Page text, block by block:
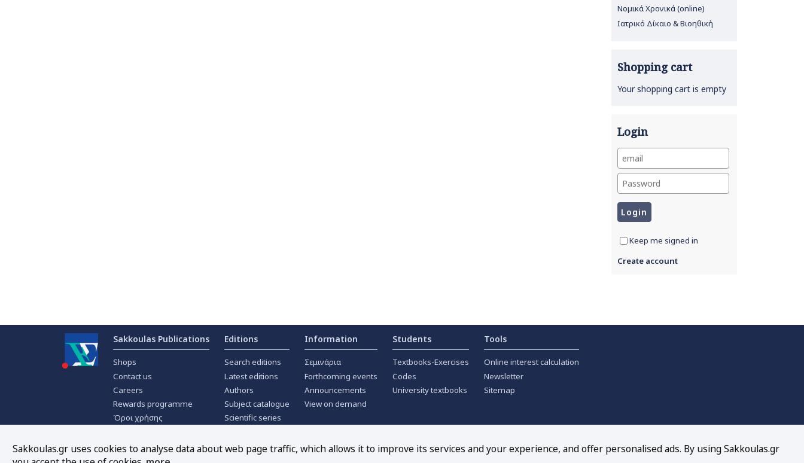
Νομικά Χρονικά (online)
Ιατρικό Δίκαιο & Βιοηθική
Shopping cart
Your shopping cart is empty
Login
Keep me signed in
Create account
Sakkoulas Publications
Shops
Contact us
Careers
Rewards programme
Όροι χρήσης
About Cookies
Editions
Search editions
Latest editions
Authors
Subject catalogue
Scientific series
Offers
Information
Σεμινάρια
Forthcoming events
Announcements
View on demand
Students
Textbooks-Exercises
Codes
University textbooks
Tools
Online interest calculation
Newsletter
Sitemap
Sakkoulas.gr uses cookies to analyse data about web page traffic, which allows it to improve its services and your experience, and offer personalised ads. By using Sakkoulas.gr